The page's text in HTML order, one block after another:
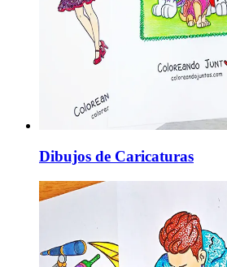
Dibujos de Caricaturas